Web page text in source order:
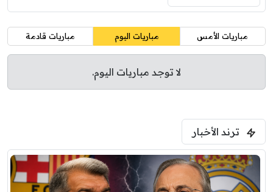
مباريات الأمس مباريات اليوم مباريات قادمة
لا توجد مباريات اليوم.
ترند الأخبار